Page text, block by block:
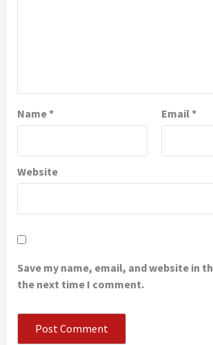
Name* Email *
Website
Save my name, email, and website in
the next time I comment.